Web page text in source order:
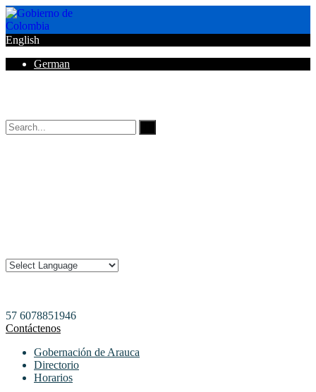
English
German
57 6078851946
Contáctenos
Gobernación de Arauca
Directorio
Horarios